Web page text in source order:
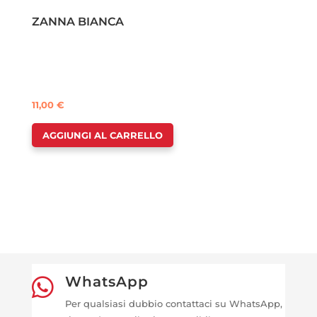
ZANNA BIANCA
11,00€
AGGIUNGI AL CARRELLO
 WhatsApp
Per qualsiasi dubbio contattaci su WhatsApp,